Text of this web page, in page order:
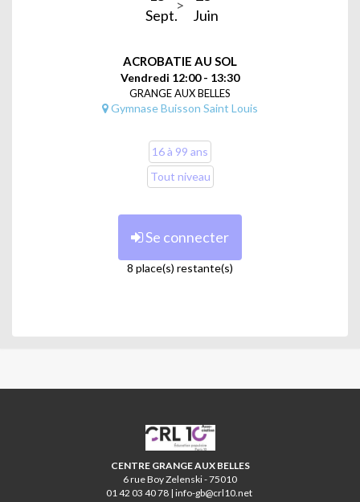
Sept.
Juin
ACROBATIE AU SOL
Vendredi 12:00 - 13:30
GRANGE AUX BELLES
Gymnase Buisson Saint Louis
16 à 99 ans
Tout niveau
Se connecter
8 place(s) restante(s)
CRL10
CENTRE GRANGE AUX BELLES
6 rue Boy Zelenski - 75010
01 42 03 40 78 | info-gb@crl10.net